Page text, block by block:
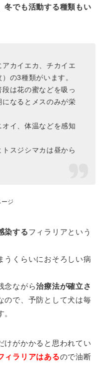
冬でも活動する種類もい
カイエカ、チカイエ
の3種類がいます。
は花の蜜などを吸っ
なるとメスのみが栄
イ、体温などを感知
スジシマカは昼から
ジ
染するフィラリアという
うくらいにおそろしい病
念ながら治療法が確立さ
ので、予防として犬は毎
けがかかると思われてい
ィラリアはあるので油断